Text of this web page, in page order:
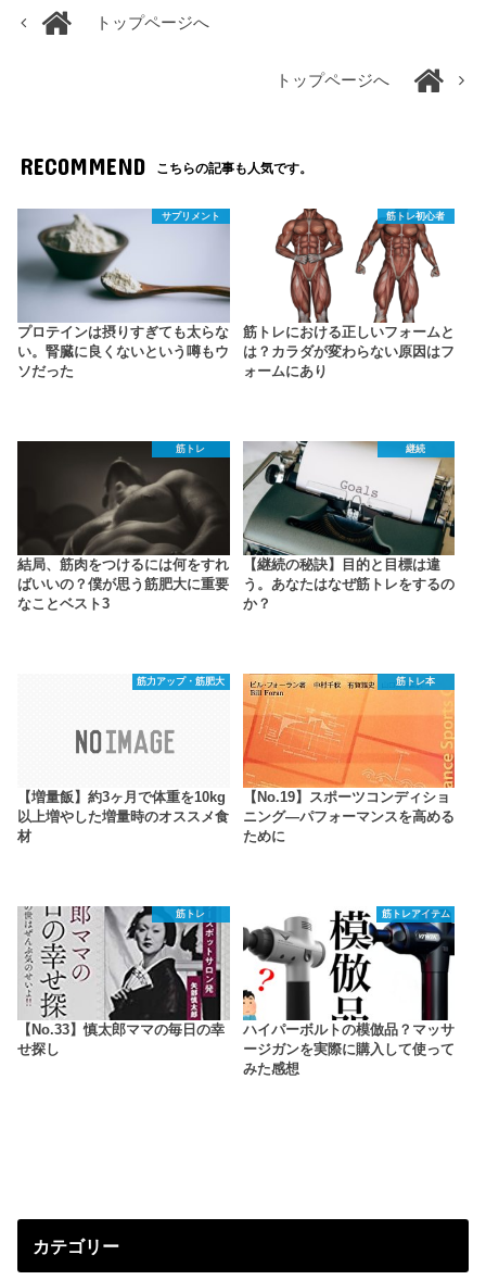
トップページへ
トップページへ
RECOMMEND こちらの記事も人気です。
サプリメント
プロテインは摂りすぎても太らな
い。腎臓に良くないという噂もウ
ソだった
筋トレ初心者
筋トレにおける正しいフォームと
は？カラダが変わらない原因はフ
ォームにあり
筋トレ
結局、筋肉をつけるには何をすれ
ばいいの？僕が思う筋肥大に重要
なことベスト3
継続
【継続の秘訣】目的と目標は違
う。あなたはなぜ筋トレをするの
か？
筋力アップ・筋肥大
【増量飯】約3ヶ月で体重を10kg
以上増やした増量時のオススメ食
材
筋トレ本
【No.19】スポーツコンディショ
ニング―パフォーマンスを高める
ために
筋トレ
【No.33】慎太郎ママの毎日の幸
せ探し
筋トレアイテム
ハイパーボルトの模倣品？マッサ
ージガンを実際に購入して使って
みた感想
カテゴリー